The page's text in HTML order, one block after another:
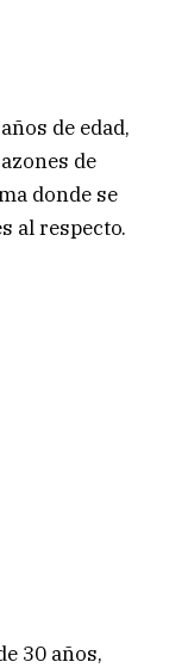
de edad,
de
donde se
al respecto.
30 años,